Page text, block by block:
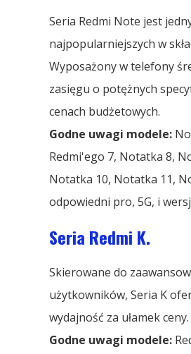
Seria Redmi Note jest
najpopularniejszych w
Wyposażony w telefony
zasięgu o potężnych
cenach budżetowych.
Godne uwagi modele:
Redmi'ego 7, Notatka 8,
Notatka 10, Notatka 11,
odpowiedni pro, 5G, i
Seria Redmi K.
Skierowane do
użytkowników, Seria K
wydajność za ułamek ceny.
Godne uwagi modele: